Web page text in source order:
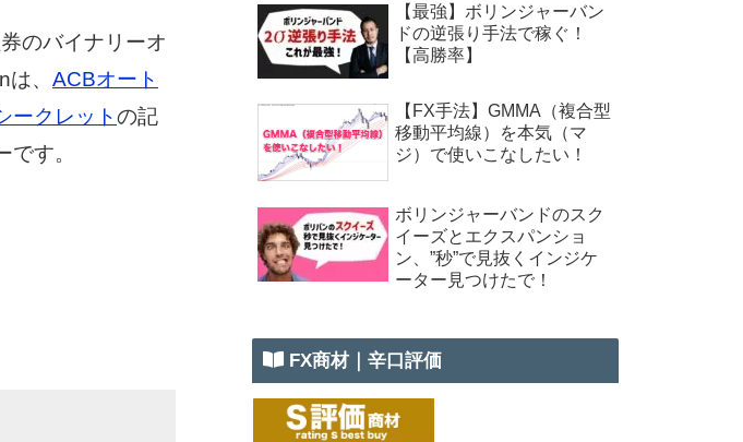
のバイナリーオ
、 ACBオート
クレットの記
す。
【最強】ボリンジャーバン
ドの逆張り手法で稼ぐ！
【高勝率】
【FX手法】GMMA（複合型
移動平均線）を本気（マ
ジ）で使いこなしたい！
ボリンジャーバンドのスク
イーズとエクスパンショ
ン、”秒”で見抜くインジケ
ーター見つけたで！
FX商材｜辛口評価